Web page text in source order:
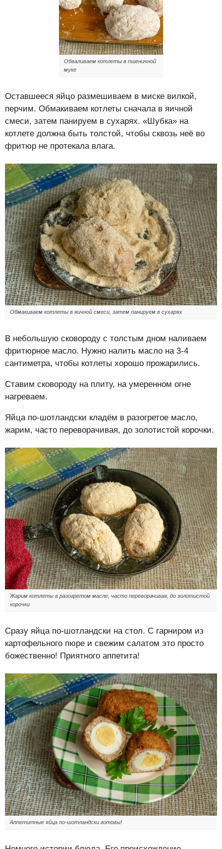
Обваливаем котлеты в пшеничной
муке
Оставшееся яйцо размешиваем в миске вилкой,
перчим. Обмакиваем котлеты сначала в яичной
смеси, затем панируем в сухарях. «Шубка» на
котлете должна быть толстой, чтобы сквозь неё во
фритюр не протекала влага.
Обмакиваем котлеты в яичной смеси, затем панируем в сухарях
В небольшую сковороду с толстым дном наливаем
фритюрное масло. Нужно налить масло на 3-4
сантиметра, чтобы котлеты хорошо прожарились.
Ставим сковороду на плиту, на умеренном огне
нагреваем.
Яйца по-шотландски кладём в разогретое масло,
жарим, часто переворачивая, до золотистой корочки.
Жарим котлеты в разогретом масле, часто переворачивая, до золотистой
корочки
Сразу яйца по-шотландски на стол. С гарниром из
картофельного пюре и свежим салатом это просто
божественно! Приятного аппетита!
Аппетитные яйца по-шотландски готовы!